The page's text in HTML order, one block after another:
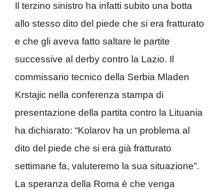
Il terzino sinistro ha infatti subito una botta
allo stesso dito del piede che si era fratturato
e che gli aveva fatto saltare le partite
successive al derby contro la Lazio. Il
commissario tecnico della Serbia Mladen
Krstajic nella conferenza stampa di
presentazione della partita contro la Lituania
ha dichiarato: “Kolarov ha un problema al
dito del piede che si era già fratturato
settimane fa, valuteremo la sua situazione”.
La speranza della Roma è che venga